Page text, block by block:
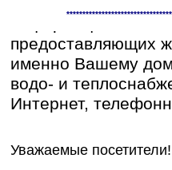
предоставляющих
именно Вашему
водо- и
Интернет,
Уважаемые посетители!